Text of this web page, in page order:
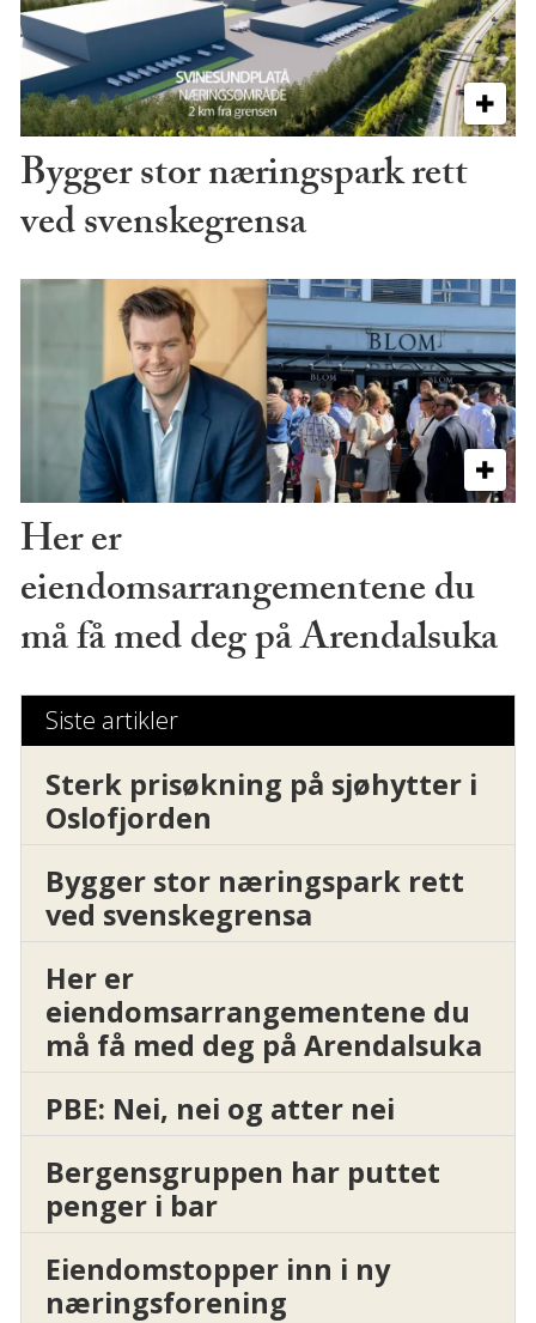
Bygger stor næringspark rett
ved svenskegrensa
Her er
eiendomsarrangementene du
må få med deg på Arendalsuka
Siste artikler
Sterk prisøkning på sjøhytter i
Oslofjorden
Bygger stor næringspark rett
ved svenskegrensa
Her er
eiendomsarrangementene du
må få med deg på Arendalsuka
PBE: Nei, nei og atter nei
Bergensgruppen har puttet
penger i bar
Eiendomstopper inn i ny
næringsforening